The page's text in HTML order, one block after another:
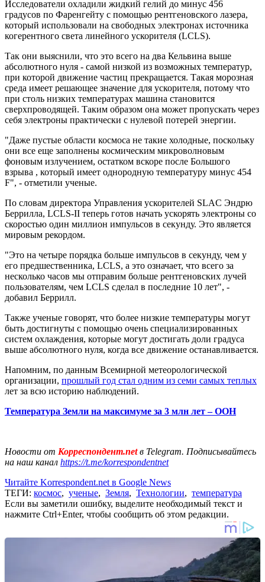
Исследователи охладили жидкий гелий до минус 456
градусов по Фаренгейту с помощью рентгеновского лазера,
который использовали на свободных электронах источника
когерентного света линейного ускорителя (LCLS).
Так они выяснили, что это всего на два Кельвина выше
абсолютного нуля - самой низкой из возможных температур,
при которой движение частиц прекращается. Такая морозная
среда имеет решающее значение для ускорителя, потому что
при столь низких температурах машина становится
сверхпроводящей. Таким образом она может пропускать через
себя электроны практически с нулевой потерей энергии.
"Даже пустые области космоса не такие холодные, поскольку
они все еще заполнены космическим микроволновым
фоновым излучением, остатком вскоре после Большого
взрыва , который имеет однородную температуру минус 454
F", - отметили ученые.
По словам директора Управления ускорителей SLAC Эндрю
Беррилла, LCLS-II теперь готов начать ускорять электроны со
скоростью один миллион импульсов в секунду. Это является
мировым рекордом.
"Это на четыре порядка больше импульсов в секунду, чем у
его предшественника, LCLS, а это означает, что всего за
несколько часов мы отправим больше рентгеновских лучей
пользователям, чем LCLS сделал в последние 10 лет", -
добавил Беррилл.
Также ученые говорят, что более низкие температуры могут
быть достигнуты с помощью очень специализированных
систем охлаждения, которые могут достигать доли градуса
выше абсолютного нуля, когда все движение останавливается.
Напомним, по данным Всемирной метеорологической
организации, прошлый год стал одним из семи самых теплых
лет за всю историю наблюдений.
Температура Земли на максимуме за 3 млн лет – ООН
Новости от Корреспондент.netв Telegram. Подписывайтесь
на наш канал https://t.me/korrespondentnet
Читайте Korrespondent.net в Google News
ТЕГИ: космос, ученые, Земля, Технологии, температура
Если вы заметили ошибку, выделите необходимый текст и
нажмите Ctrl+Enter, чтобы сообщить об этом редакции.